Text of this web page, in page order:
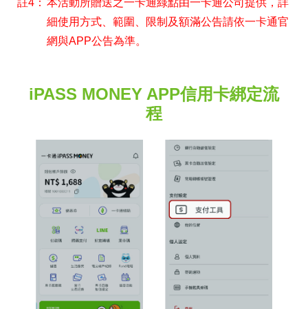
註4： 本活動所贈送之一卡通綠點由一卡通公司提供，詳
細使用方式、範圍、限制及額滿公告請依一卡通官
網與APP公告為準。
iPASS MONEY APP信用卡綁定流
程